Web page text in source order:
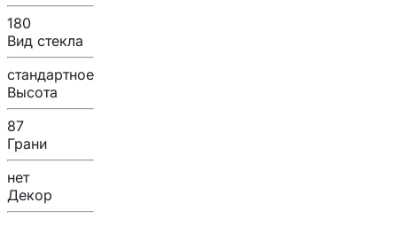
180
Вид стекла
стандартное
Высота
87
Грани
нет
Декор